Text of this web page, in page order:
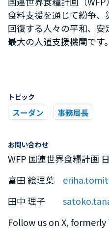
食料支援を通じて紛争
回復する人々の平和、
最大の人道支援機関です。
トピック
スーダン 事務局長
お問い合わせ
WFP 国連世界食糧計画
富田 絵理葉
田中 理子
Follow us on X,